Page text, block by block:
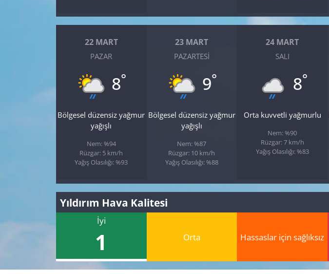
22 MART
PAZAR
8°
Bölgesel düzensiz yağmur
yağışlı
Nem: %94
Rüzgar: 5 km/h
Yağış Olasılığı: %93
23 MART
PAZARTESI
9°
Bölgesel düzensiz yağmur
yağışlı
Nem: %87
Rüzgar: 10 km/h
Yağış Olasılığı: %88
24 MART
SALI
8°
Orta kuvvetli yağmurlu
Nem: %90
Rüzgar: 7 km/h
Yağış Olasılığı: %83
Yıldırım Hava Kalitesi
İyi
1 Orta Hassaslar için sağlıksız